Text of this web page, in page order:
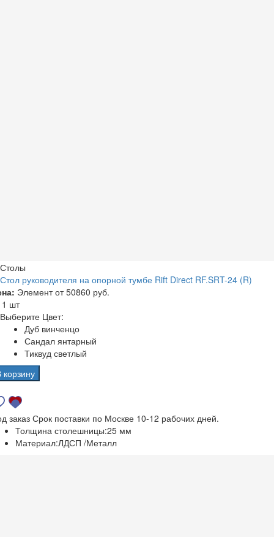
Столы
Стол руководителя на опорной тумбе Rift Direct RF.SRT-24 (R)
Элемент от 50860 руб.
1 шт
Выберите Цвет:
Дуб винченцо
Сандал янтарный
Тиквуд светлый
корзину
заказ Срок поставки по Москве 10-12 рабочих дней.
Толщина столешницы:25 мм
Материал:ЛДСП /Металл